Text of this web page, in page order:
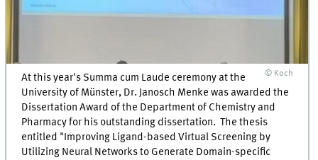
© Koch
At this year's Summa cum Laude ceremony at the
University of Münster, Dr. Janosch Menke was awarded the
Dissertation Award of the Department of Chemistry and
Pharmacy for his outstanding dissertation. The thesis
entitled "Improving Ligand-based Virtual Screening by
Utilizing Neural Networks to Generate Domain-specific